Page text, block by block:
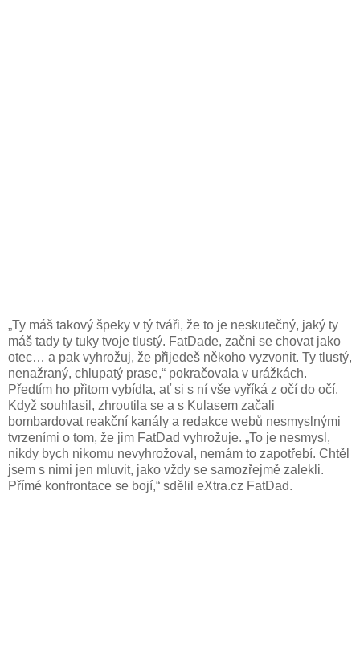
„Ty máš takový špeky v tý tváři, že to je neskutečný, jaký ty
máš tady ty tuky tvoje tlustý. FatDade, začni se chovat jako
otec… a pak vyhrožuj, že přijedeš někoho vyzvonit. Ty tlustý,
nenažraný, chlupatý prase,“ pokračovala v urážkách.
Předtím ho přitom vybídla, ať si s ní vše vyříká z očí do očí.
Když souhlasil, zhroutila se a s Kulasem začali
bombardovat reakční kanály a redakce webů nesmyslnými
tvrzeními o tom, že jim FatDad vyhrožuje. „To je nesmysl,
nikdy bych nikomu nevyhrožoval, nemám to zapotřebí. Chtěl
jsem s nimi jen mluvit, jako vždy se samozřejmě zalekli.
Přímé konfrontace se bojí,“ sdělil eXtra.cz FatDad.